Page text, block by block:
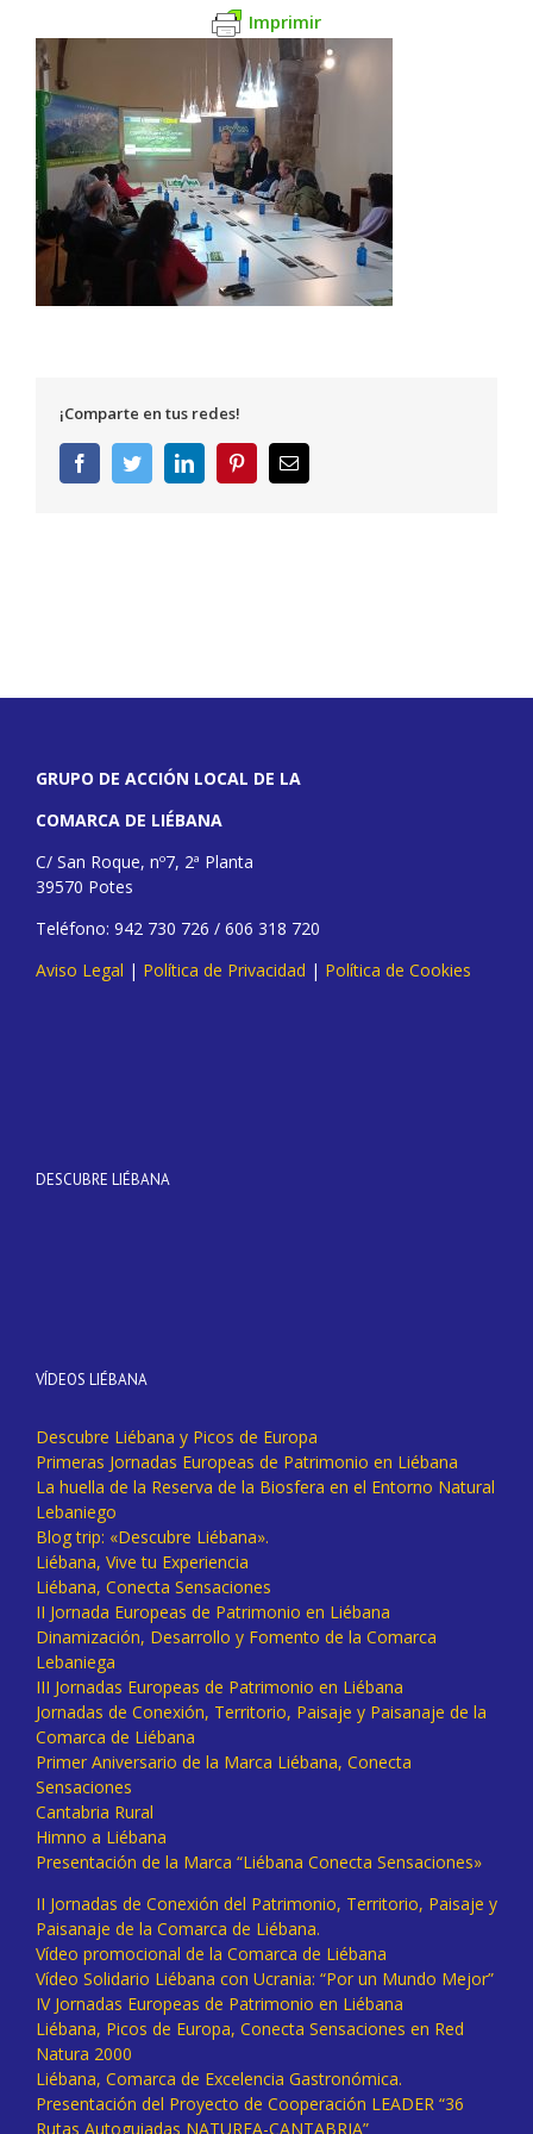
Imprimir
¡Comparte en tus redes!
FacebookTwitterLinkedInPinterestCorreo
electrónico
GRUPO DE ACCIÓN LOCAL DE LA
COMARCA DE LIÉBANA
C/ San Roque, nº7, 2ª Planta
39570 Potes
Teléfono: 942 730 726 / 606 318 720
Aviso Legal | Política de Privacidad | Política de Cookies
DESCUBRE LIÉBANA
VÍDEOS LIÉBANA
Descubre Liébana y Picos de Europa
Primeras Jornadas Europeas de Patrimonio en Liébana
La huella de la Reserva de la Biosfera en el Entorno Natural
Lebaniego
Blog trip: «Descubre Liébana».
Liébana, Vive tu Experiencia
Liébana, Conecta Sensaciones
II Jornada Europeas de Patrimonio en Liébana
Dinamización, Desarrollo y Fomento de la Comarca
Lebaniega
III Jornadas Europeas de Patrimonio en Liébana
Jornadas de Conexión, Territorio, Paisaje y Paisanaje de la
Comarca de Liébana
Primer Aniversario de la Marca Liébana, Conecta
Sensaciones
Cantabria Rural
Himno a Liébana
Presentación de la Marca “Liébana Conecta Sensaciones»
II Jornadas de Conexión del Patrimonio, Territorio, Paisaje y
Paisanaje de la Comarca de Liébana.
Vídeo promocional de la Comarca de Liébana
Vídeo Solidario Liébana con Ucrania: “Por un Mundo Mejor”
IV Jornadas Europeas de Patrimonio en Liébana
Liébana, Picos de Europa, Conecta Sensaciones en Red
Natura 2000
Liébana, Comarca de Excelencia Gastronómica.
Presentación del Proyecto de Cooperación LEADER “36
Rutas Autoguiadas NATUREA-CANTABRIA”